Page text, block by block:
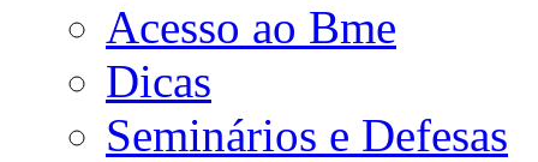
Acesso ao Bme
Dicas
Seminários e Defesas